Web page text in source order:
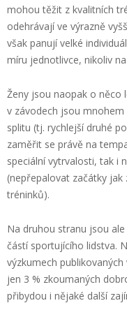
mohou těžit z kvalitních
odehrávají ve výrazně
však panují velké
míru jednotlivce, nikoliv
Ženy jsou naopak o něco
v závodech jsou
splitu (tj. rychlejší druhé
zaměřit se právě na
speciální vytrvalosti, tak i
(nepřepalovat začátky
tréninků).
Na druhou stranu jsou
částí sportujícího lidstva.
výzkumech
jen 3 % zkoumaných
přibydou i nějaké další